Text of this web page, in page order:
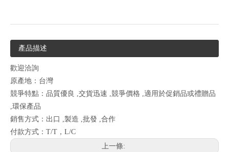
產品描述
歡迎洽詢
原產地：台灣
競爭特點：品質優良 ,交貨迅速 ,競爭價格 ,適用於促銷品或禮贈品
,環保產品
銷售方式：出口 ,製造 ,批發 ,合作
付款方式：T/T，L/C
上一條: